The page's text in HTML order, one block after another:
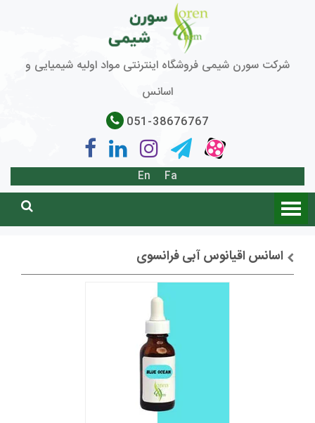
شرکت سورن شیمی فروشگاه اینترنتی مواد اولیه شیمیایی و
اسانس
051-38676767
Fa
En
اسانس اقیانوس آبی فرانسوی